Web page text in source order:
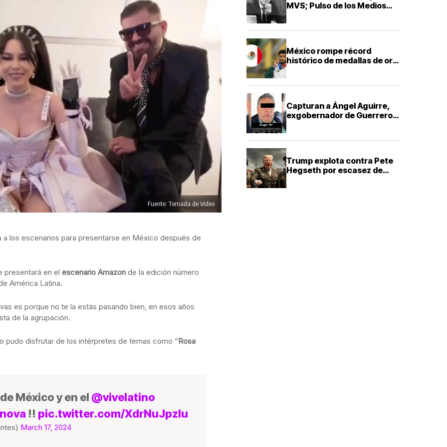
Fuente: Tomada de Video
a los escenarios para presentarse en México después de
presentará en el escenario Amazon de la edición número
América Latina.
es porque no te la estás pasando bien, en esos años
de la agrupación.
pudo disfrutar de los intérpretes de temas como “Rosa
México y en el @vivelatino
!! pic.twitter.com/XdrNuJpzlu
March 17, 2024
MVS; Pulso de los Medios
México rompe récord
histórico de medallas de oro
Caribe
Capturan a Ángel Aguirre,
exgobernador de Guerrero,
Trump explota contra Pete
Hegseth por escasez de